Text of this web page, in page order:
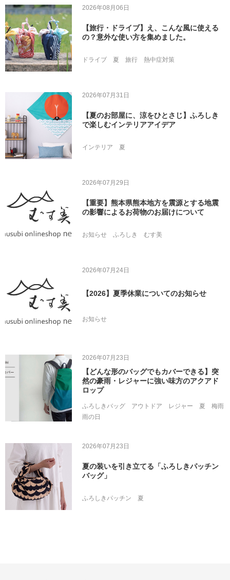
2026年08月06日
【旅行・ドライブ】え、こんな風に使える
の？意外な使い方を集めました。
ドライブ 夏 旅行 熱中症対策
2026年07月31日
【夏のお部屋に、涼をひとさじ】ふろしき
で楽しむインテリアアイデア
インテリア 夏
2026年07月29日
【重要】熊本県熊本地方を震源とする地震
の影響によるお荷物のお届けについて
お知らせ ふろしき むす美
2026年07月24日
【2026】夏季休業についてのお知らせ
お知らせ
2026年07月23日
【どんな形のバッグでもカバーできる】突
然の豪雨・レジャーに強い味方のアクアド
ロップ
ふろしきバッグ アウトドア レジャー 夏
梅雨
雨の日
2026年07月23日
夏の装いを引き立てる「ふろしきパッチン
バッグ」
ふろしきパッチン 夏